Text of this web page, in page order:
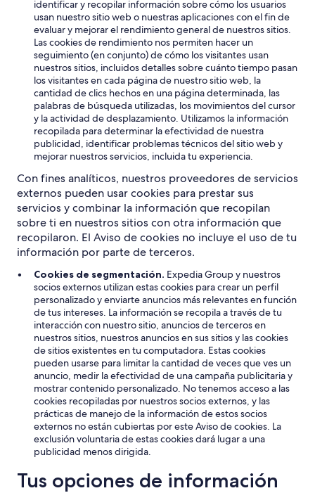
identificar y recopilar información sobre cómo los usuarios
usan nuestro sitio web o nuestras aplicaciones con el fin de
evaluar y mejorar el rendimiento general de nuestros sitios.
Las cookies de rendimiento nos permiten hacer un
seguimiento (en conjunto) de cómo los visitantes usan
nuestros sitios, incluidos detalles sobre cuánto tiempo pasan
los visitantes en cada página de nuestro sitio web, la
cantidad de clics hechos en una página determinada, las
palabras de búsqueda utilizadas, los movimientos del cursor
y la actividad de desplazamiento. Utilizamos la información
recopilada para determinar la efectividad de nuestra
publicidad, identificar problemas técnicos del sitio web y
mejorar nuestros servicios, incluida tu experiencia.
Con fines analíticos, nuestros proveedores de servicios
externos pueden usar cookies para prestar sus
servicios y combinar la información que recopilan
sobre ti en nuestros sitios con otra información que
recopilaron. El Aviso de cookies no incluye el uso de tu
información por parte de terceros.
Cookies de segmentación. Expedia Group y nuestros
socios externos utilizan estas cookies para crear un perfil
personalizado y enviarte anuncios más relevantes en función
de tus intereses. La información se recopila a través de tu
interacción con nuestro sitio, anuncios de terceros en
nuestros sitios, nuestros anuncios en sus sitios y las cookies
de sitios existentes en tu computadora. Estas cookies
pueden usarse para limitar la cantidad de veces que ves un
anuncio, medir la efectividad de una campaña publicitaria y
mostrar contenido personalizado. No tenemos acceso a las
cookies recopiladas por nuestros socios externos, y las
prácticas de manejo de la información de estos socios
externos no están cubiertas por este Aviso de cookies. La
exclusión voluntaria de estas cookies dará lugar a una
publicidad menos dirigida.
Tus opciones de información